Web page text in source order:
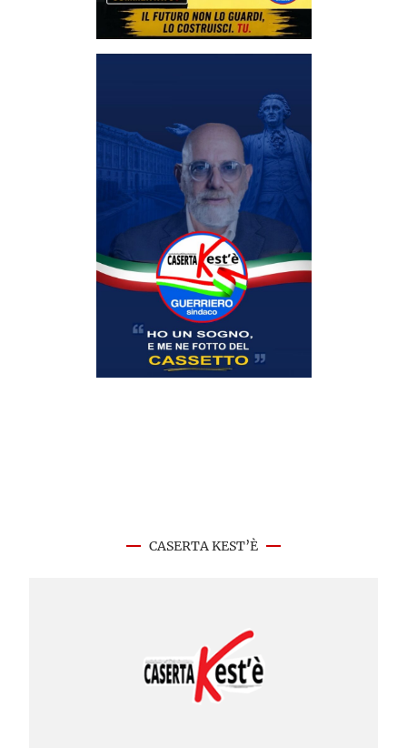
CASERTA KEST’È